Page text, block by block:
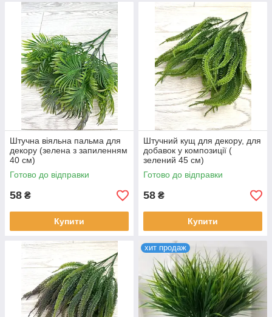
Творчість і навчання
Штучні рослини стануть елементом
для створення композицій, вінків,
застосовуються в процесі навчання
дітей.
КОНТАКТНА ІНФОРМАЦІЯ
Найбільш затребувані товари
Штучна віяльна пальма для
декору (зелена з запиленням
40 см)
Готово до відправки
58 ₴
Купити
Штучний кущ для декору, для
добавок у композиції (
зелений 45 см)
Готово до відправки
58 ₴
Купити
хит продаж